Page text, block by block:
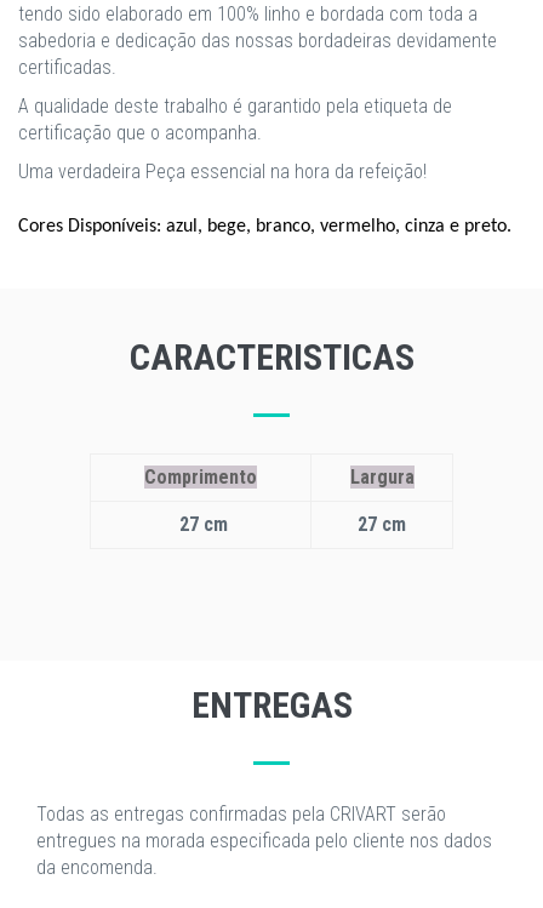
tendo sido elaborado em 100% linho e bordada com toda a
sabedoria e dedicação das nossas bordadeiras devidamente
certificadas.
A qualidade deste trabalho é garantido pela etiqueta de
certificação que o acompanha.
Uma verdadeira Peça essencial na hora da refeição!
Cores Disponíveis: azul, bege, branco, vermelho, cinza e preto.
CARACTERISTICAS
Comprimento Largura
27 cm 27 cm
ENTREGAS
Todas as entregas confirmadas pela CRIVART serão
entregues na morada especificada pelo cliente nos dados
da encomenda.